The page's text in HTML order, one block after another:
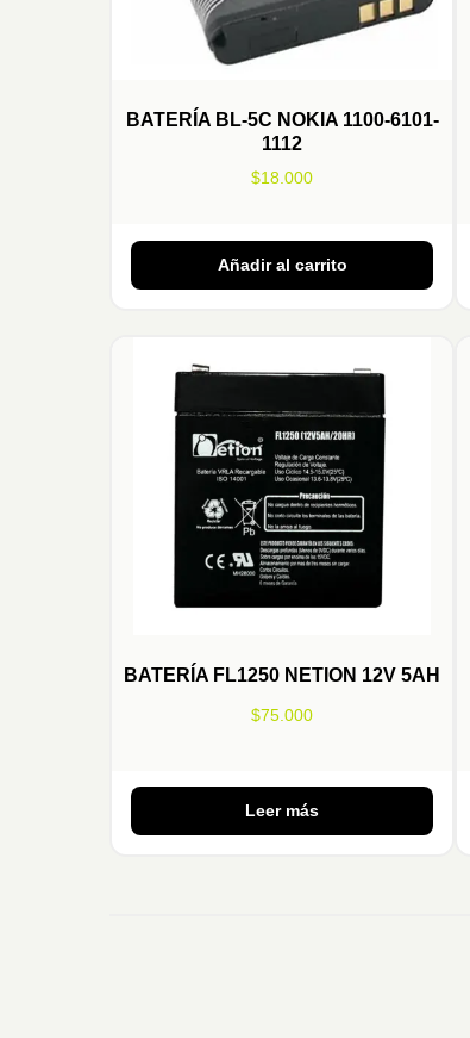
BATERÍA BL-5C NOKIA 1100-6101-
1112
$18.000
Añadir al carrito
BATERÍA FL1250 NETION 12V 5AH
$75.000
Leer más